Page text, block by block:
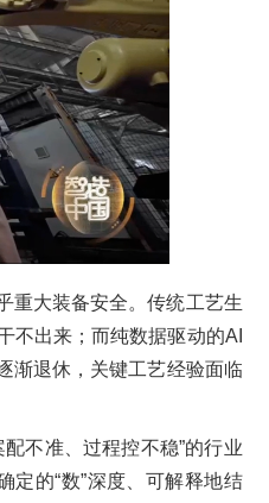
重大装备安全。传统工艺生
不出来；而纯数据驱动的AI
渐退休，关键工艺经验面临
不准、过程控不稳”的行业
定的“数”深度、可解释地结